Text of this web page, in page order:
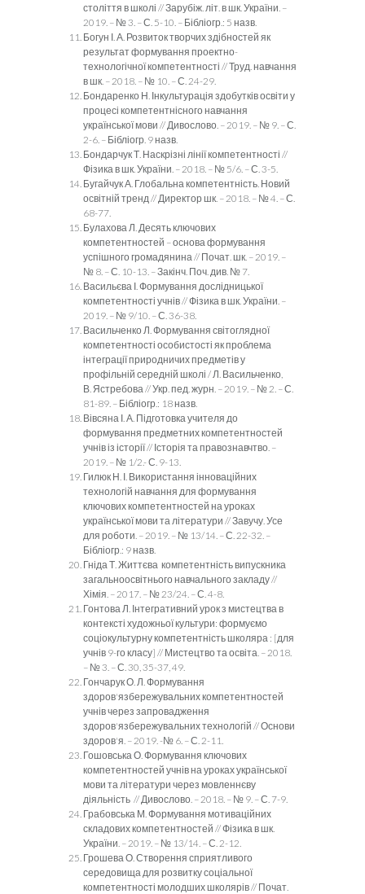
століття в школі // Зарубіж. літ. в шк. України. –
2019. – № 3. – С. 5-10. – Бібліогр.: 5 назв.
Богун І. А. Розвиток творчих здібностей як
результат формування проектно-
технологічної компетентності // Труд. навчання
в шк. – 2018. – № 10. – С. 24-29.
Бондаренко Н. Інкультурація здобутків освіти у
процесі компетентнісного навчання
української мови // Дивослово. – 2019. – № 9. – С.
2-6. – Бібліогр. 9 назв.
Бондарчук Т. Наскрізні лінії компетентності //
Фізика в шк. України. – 2018. – № 5/6. – С. 3-5.
Бугайчук А. Глобальна компетентність. Новий
освітній тренд // Директор шк. – 2018. – № 4. – С.
68-77.
Булахова Л. Десять ключових
компетентностей – основа формування
успішного громадянина // Почат. шк. – 2019. –
№ 8. – С. 10-13. – Закінч. Поч. див. № 7.
Васильєва І. Формування дослідницької
компетентності учнів // Фізика в шк. України. –
2019. – № 9/10. – С. 36-38.
Васильченко Л. Формування світоглядної
компетентності особистості як проблема
інтеграції природничих предметів у
профільній середній школі / Л. Васильченко,
В. Ястребова // Укр. пед. журн. – 2019. – № 2. – С.
81-89. – Бібліогр.: 18 назв.
Вівсяна І. А. Підготовка учителя до
формування предметних компетентностей
учнів із історії // Історія та правознавчтво. –
2019. – № 1/2.- С. 9-13.
Гилюк Н. І. Використання інноваційних
технологій навчання для формування
ключових компетентностей на уроках
української мови та літератури // Завучу. Усе
для роботи. – 2019. – № 13/14. – С. 22-32. –
Бібліогр.: 9 назв.
Гніда Т. Життєва компетентність випускника
загальноосвітнього навчального закладу //
Хімія. – 2017. – № 23/24. – С. 4-8.
Гонтова Л. Інтегративний урок з мистецтва в
контексті художньої культури: формуємо
соціокультурну компетентність школяра : [для
учнів 9-го класу] // Мистецтво та освіта. – 2018.
– № 3. – С. 30, 35-37, 49.
Гончарук О. Л. Формування
здоров'язбережувальних компетентностей
учнів через запровадження
здоров'язбережувальних технологій // Основи
здоров'я. – 2019. -№ 6. – С. 2-11.
Гошовська О. Формування ключових
компетентностей учнів на уроках української
мови та літератури через мовленнєву
діяльність // Дивослово. – 2018. – № 9. – С. 7-9.
Грабовська М. Формування мотиваційних
складових компетентностей // Фізика в шк.
України. – 2019. – № 13/14. – С. 2-12.
Грошева О. Створення сприятливого
середовища для розвитку соціальної
компетентності молодших школярів // Почат.